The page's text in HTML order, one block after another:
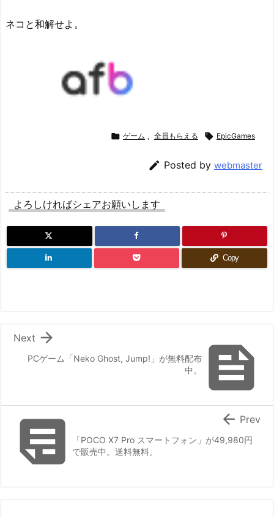
ネコと和解せよ。
 ゲーム , 全員もらえる  EpicGames
 Posted by webmaster
よろしければシェアお願いします
Copy

PCゲーム「Neko Ghost, Jump!」が無料配布
中。

Next
 「POCO X7 Pro スマートフォン」が49,980円
で販売中。送料無料。
 Prev